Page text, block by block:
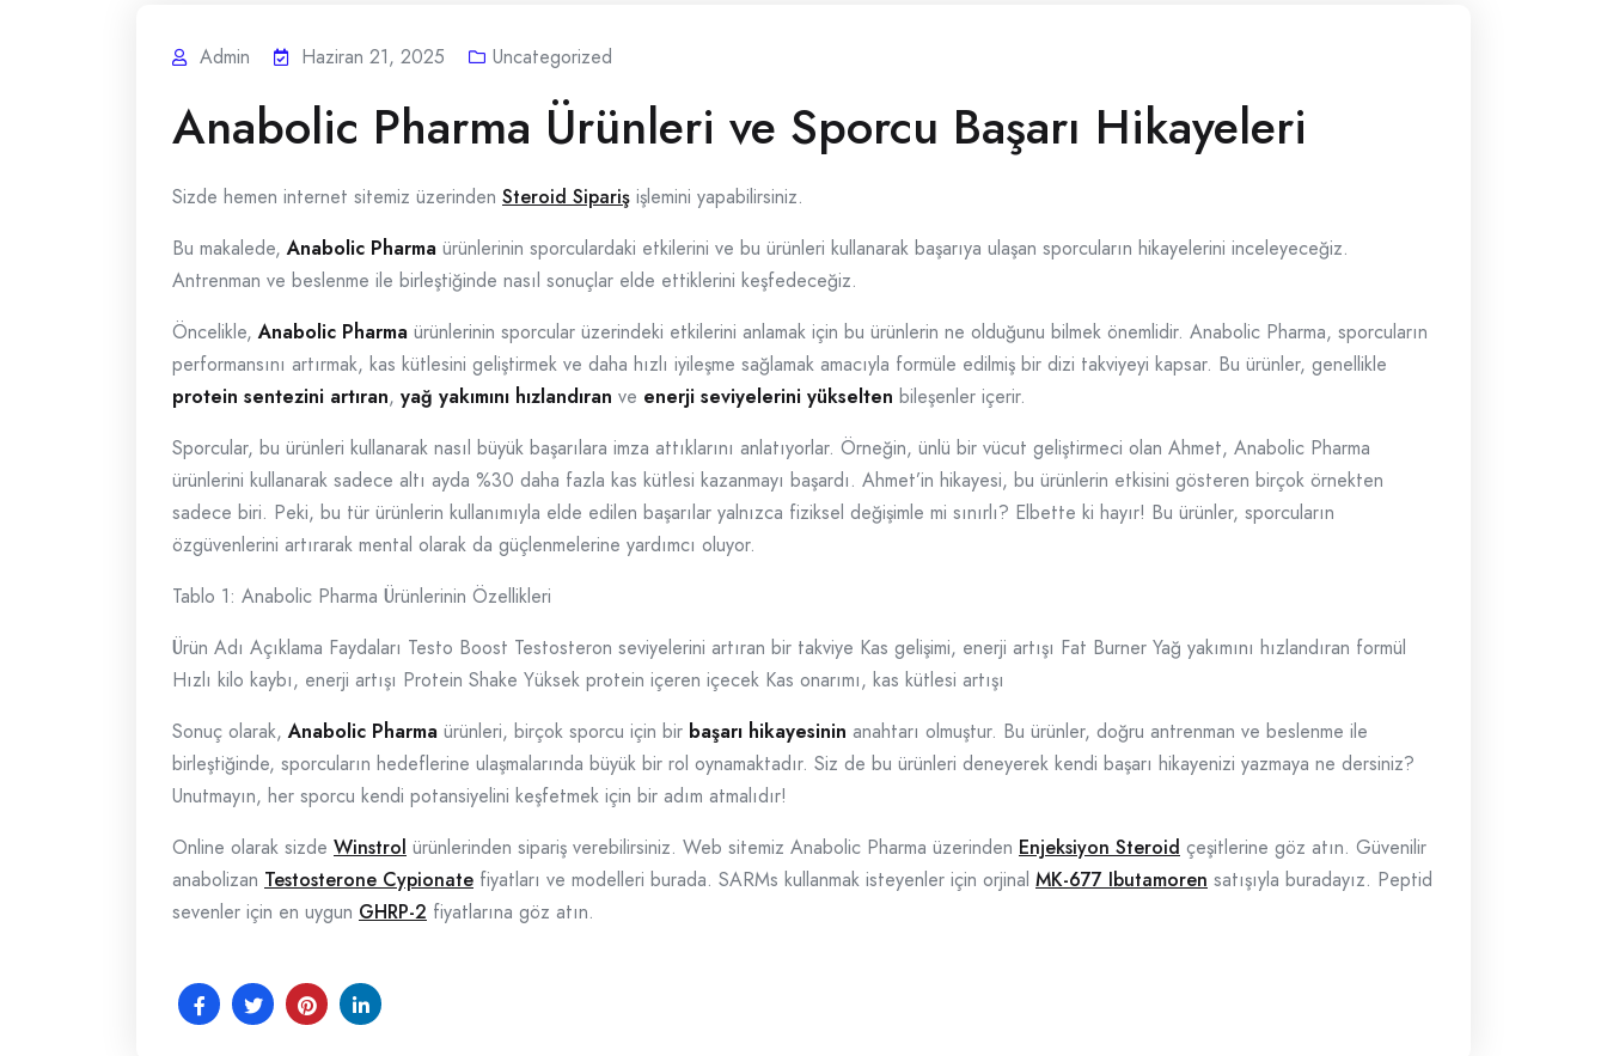
Admin Haziran 21, 2025 Uncategorized
Anabolic Pharma Ürünleri ve Sporcu Başarı Hikayeleri
Sizde hemen internet sitemiz üzerinden Steroid Sipariş işlemini yapabilirsiniz.
Bu makalede,Anabolic Pharma ürünlerinin sporculardaki etkilerini ve bu ürünleri kullanarak başarıya ulaşan sporcuların hikayelerini inceleyeceğiz.
Antrenman ve beslenme ile birleştiğinde nasıl sonuçlar elde ettiklerini keşfedeceğiz.
Öncelikle,Anabolic Pharma ürünlerinin sporcular üzerindeki etkilerini anlamak için bu ürünlerin ne olduğunu bilmek önemlidir. Anabolic Pharma, sporcuların
performansını artırmak, kas kütlesini geliştirmek ve daha hızlı iyileşme sağlamak amacıyla formüle edilmiş bir dizi takviyeyi kapsar. Bu ürünler, genellikle
protein sentezini artıran, yağ yakımını hızlandıran ve enerji seviyelerini yükselten bileşenler içerir.
Sporcular, bu ürünleri kullanarak nasıl büyük başarılara imza attıklarını anlatıyorlar. Örneğin, ünlü bir vücut geliştirmeci olan Ahmet, Anabolic Pharma
ürünlerini kullanarak sadece altı ayda %30 daha fazla kas kütlesi kazanmayı başardı. Ahmet’in hikayesi, bu ürünlerin etkisini gösteren birçok örnekten
sadece biri. Peki, bu tür ürünlerin kullanımıyla elde edilen başarılar yalnızca fiziksel değişimle mi sınırlı? Elbette ki hayır! Bu ürünler, sporcuların
özgüvenlerini artırarak mental olarak da güçlenmelerine yardımcı oluyor.
Tablo 1: Anabolic Pharma Ürünlerinin Özellikleri
Ürün Adı Açıklama Faydaları Testo Boost Testosteron seviyelerini artıran bir takviye Kas gelişimi, enerji artışı Fat Burner Yağ yakımını hızlandıran formül
Hızlı kilo kaybı, enerji artışı Protein Shake Yüksek protein içeren içecek Kas onarımı, kas kütlesi artışı
Sonuç olarak,Anabolic Pharma ürünleri, birçok sporcu için bir başarı hikayesinin anahtarı olmuştur. Bu ürünler, doğru antrenman ve beslenme ile
birleştiğinde, sporcuların hedeflerine ulaşmalarında büyük bir rol oynamaktadır. Siz de bu ürünleri deneyerek kendi başarı hikayenizi yazmaya ne dersiniz?
Unutmayın, her sporcu kendi potansiyelini keşfetmek için bir adım atmalıdır!
Online olarak sizde Winstrol ürünlerinden sipariş verebilirsiniz. Web sitemiz Anabolic Pharma üzerinden Enjeksiyon Steroid çeşitlerine göz atın. Güvenilir
anabolizan Testosterone Cypionate fiyatları ve modelleri burada. SARMs kullanmak isteyenler için orjinal MK-677 Ibutamoren satışıyla buradayız. Peptid
sevenler için en uygun GHRP-2 fiyatlarına göz atın.